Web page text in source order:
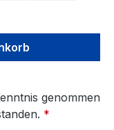
Wert
genommen
*